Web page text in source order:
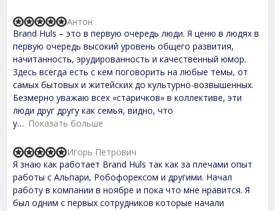
u
t
f
5
R
a
t
e
d
5
,
0
o
u
t
5
Brand Huls – это в первую очередь люди. Я ценю в людях в
первую очередь высокий уровень общего развития,
начитанность, эрудированность и качественный юмор.
Здесь всегда есть с кем поговорить на любые темы, от
самых бытовых и житейских до культурно-возвышенных.
Безмерно уважаю всех «старичков» в коллективе, эти
люди друг другу как семья, видно, что
у
Показать больше
Антон
R
a
t
d
5
Я знаю как работает Brand Huls так как за плечами опыт
работы с Альпари, Робофорексом и другими. Начал
работу в компании в ноябре и пока что мне нравится. Я
был одним с первых сотрудников которые начали
Игорь Петрович